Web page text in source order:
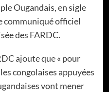
Ougandais, en sigle
communiqué officiel
des FARDC.
ajoute que « pour
congolaises appuyées
vont mener